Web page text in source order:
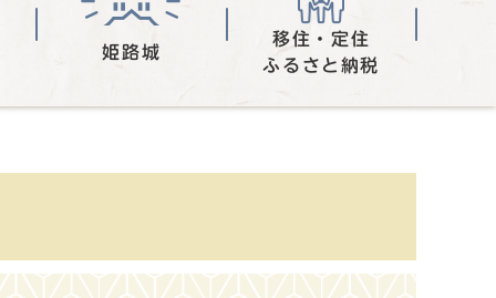
姫路城
移住・定住
ふるさと納税